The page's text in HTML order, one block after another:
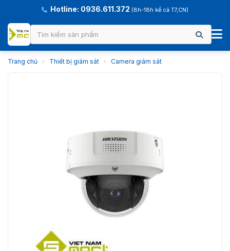
Hotline: 0936.611.372 (8h-18h kể cả T7,CN)
Trang chủ › Thiết bị giám sát › Camera giám sát